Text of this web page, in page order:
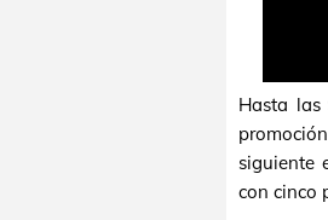
Hasta
promoción
siguiente
con cinco